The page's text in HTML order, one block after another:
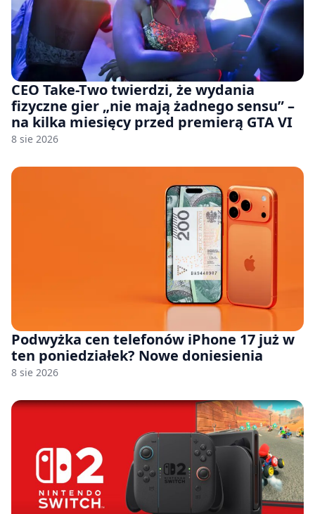
CEO Take-Two twierdzi, że wydania
fizyczne gier „nie mają żadnego sensu” –
na kilka miesięcy przed premierą GTA VI
8 sie 2026
Podwyżka cen telefonów iPhone 17 już w
ten poniedziałek? Nowe doniesienia
8 sie 2026